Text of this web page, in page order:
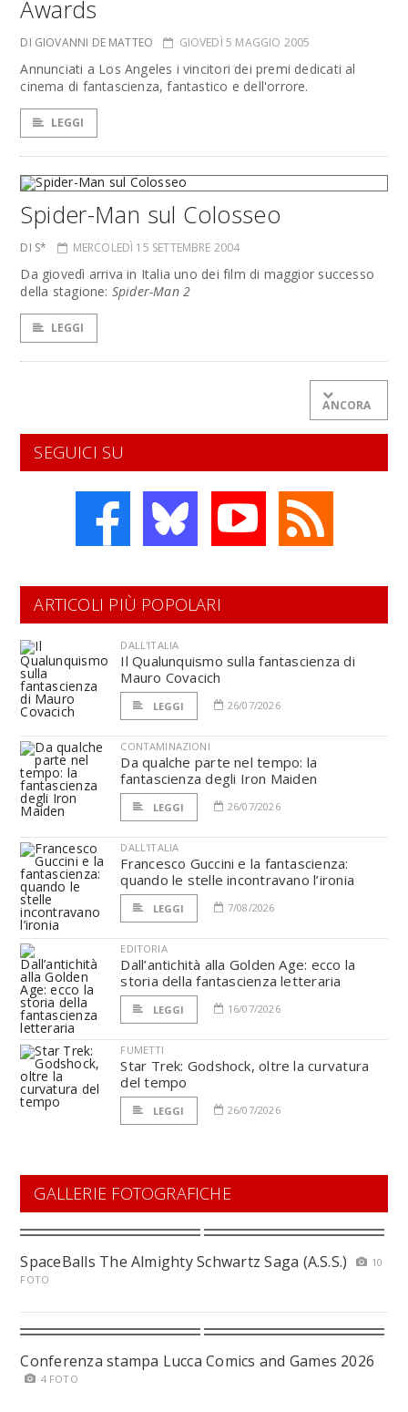
Awards
DI GIOVANNI DE MATTEO GIOVEDÌ 5 MAGGIO 2005
Annunciati a Los Angeles i vincitori dei premi dedicati al
cinema di fantascienza, fantastico e dell'orrore.
LEGGI
Spider-Man sul Colosseo
DI S* MERCOLEDÌ 15 SETTEMBRE 2004
Da giovedì arriva in Italia uno dei film di maggior successo
della stagione: Spider-Man 2
LEGGI
ANCORA
SEGUICI SU
ARTICOLI PIÙ POPOLARI
DALL'ITALIA
Il Qualunquismo sulla fantascienza di
Mauro Covacich
LEGGI 26/07/2026
CONTAMINAZIONI
Da qualche parte nel tempo: la
fantascienza degli Iron Maiden
LEGGI 26/07/2026
DALL'ITALIA
Francesco Guccini e la fantascienza:
quando le stelle incontravano l’ironia
LEGGI 7/08/2026
EDITORIA
Dall’antichità alla Golden Age: ecco la
storia della fantascienza letteraria
LEGGI 16/07/2026
FUMETTI
Star Trek: Godshock, oltre la curvatura
del tempo
LEGGI 26/07/2026
GALLERIE FOTOGRAFICHE
SpaceBalls The Almighty Schwartz Saga (A.S.S.)
10
FOTO
Conferenza stampa Lucca Comics and Games 2026
4 FOTO